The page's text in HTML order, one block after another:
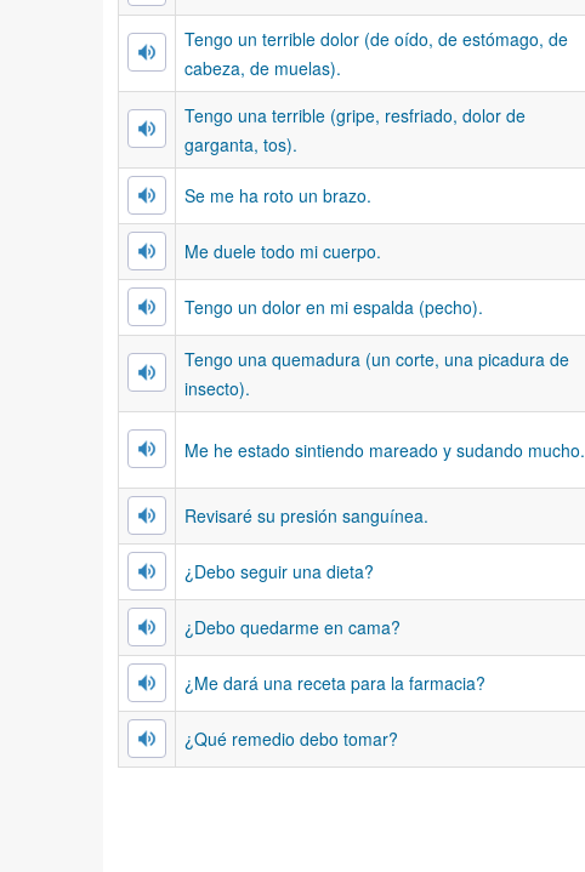
Tengo un terrible dolor (de oído, de estómago, de
cabeza, de muelas).
Tengo una terrible (gripe, resfriado, dolor de
garganta, tos).
Se me ha roto un brazo.
Me duele todo mi cuerpo.
Tengo un dolor en mi espalda (pecho).
Tengo una quemadura (un corte, una picadura de
insecto).
Me he estado sintiendo mareado y sudando mucho.
Revisaré su presión sanguínea.
¿Debo seguir una dieta?
¿Debo quedarme en cama?
¿Me dará una receta para la farmacia?
¿Qué remedio debo tomar?